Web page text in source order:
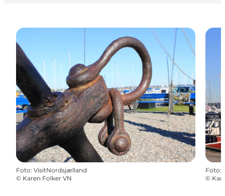
Foto: VisitNordsjælland
© Karen Folker VN
Foto:
©